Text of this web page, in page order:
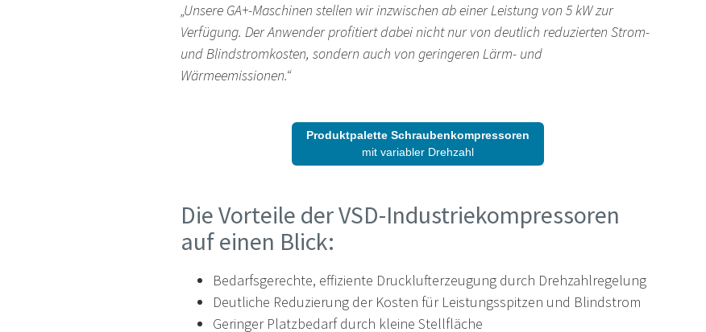
„Unsere GA+-Maschinen stellen wir inzwischen ab einer Leistung von 5 kW zur
Verfügung. Der Anwender profitiert dabei nicht nur von deutlich reduzierten Strom-
und Blindstromkosten, sondern auch von geringeren Lärm- und
Wärmeemissionen.“
Produktpalette Schraubenkompressoren
mit variabler Drehzahl
Die Vorteile der VSD-Industriekompressoren
auf einen Blick:
Bedarfsgerechte, effiziente Drucklufterzeugung durch Drehzahlregelung
Deutliche Reduzierung der Kosten für Leistungsspitzen und Blindstrom
Geringer Platzbedarf durch kleine Stellfläche